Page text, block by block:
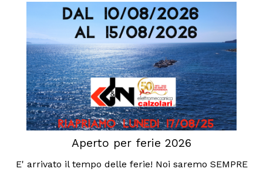
Aperto per ferie 2026
E' arrivato il tempo delle ferie! Noi saremo SEMPRE